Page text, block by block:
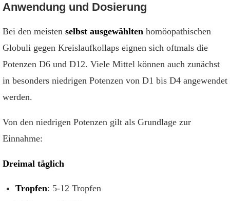
Anwendung und Dosierung
Bei den meisten selbst ausgewählten homöopathischen
Globuli gegen Kreislaufkollaps eignen sich oftmals die
Potenzen D6 und D12. Viele Mittel können auch zunächst
in besonders niedrigen Potenzen von D1 bis D4 angewendet
werden.
Von den niedrigen Potenzen gilt als Grundlage zur
Einnahme:
Dreimal täglich
Tropfen: 5-12 Tropfen